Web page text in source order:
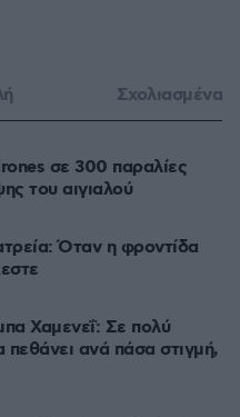
Σχολιασμένα
σε 300 παραλίες
του αιγιαλού
Όταν η φροντίδα
Χαμενεΐ: Σε πολύ
πεθάνει ανά πάσα στιγμή,